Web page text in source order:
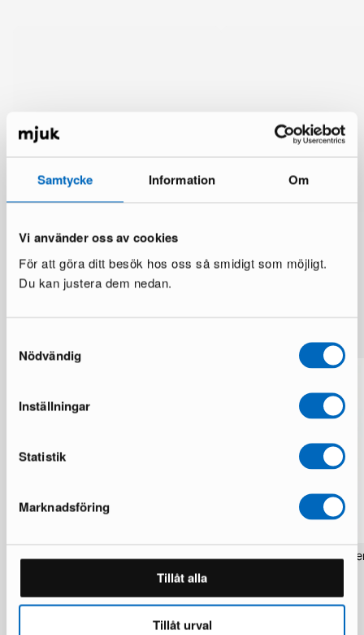
Samtycke Information Om
Vi använder oss av cookies
För att göra ditt besök hos oss så smidigt som möjligt.
Du kan justera dem nedan.
Nödvändig
Inställningar
Statistik
Marknadsföring
Tillåt alla
Tillåt urval
Mer från samma märke
Rezas Modern Handmade Mix matta
15 924 kr 19 906 kr
Pakistan handknotted
2 934 kr 3 672 kr